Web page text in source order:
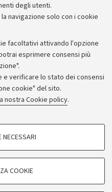
degli utenti.
navigazione solo con i cookie
facoltativi attivando l'opzione
esprimere consensi più
verificare lo stato dei consensi
cookie" del sito.
nostra Cookie policy.
COOKIE
5x1000
concorsi
trasparente
e accessibilità
accessibilità
legali
Cookie